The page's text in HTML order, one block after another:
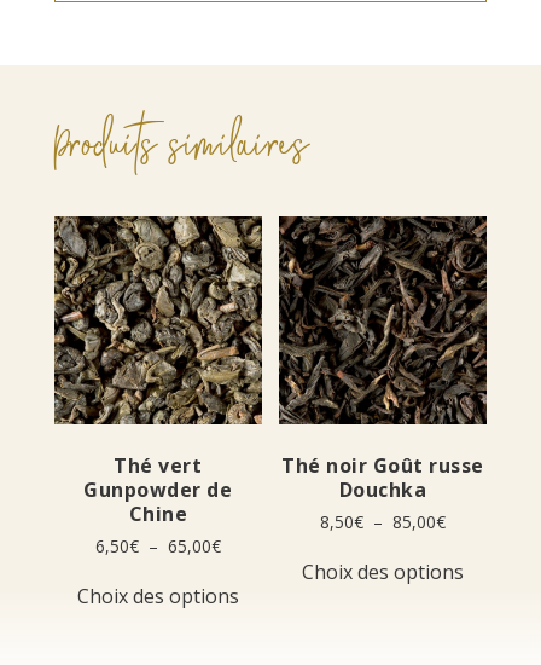
Produits similaires
Thé vert
Gunpowder de
Chine
6,50€ – 65,00€Plage
6,50€
Choix des optionsproduit
Thé noir Goût russe
Douchka
8,50€ – 85,00€Plage
8,50€
Choix des options